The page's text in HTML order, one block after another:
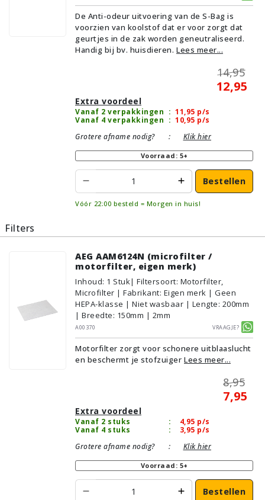
De Anti-odeur uitvoering van de S-Bag is
voorzien van koolstof dat er voor zorgt dat
geurtjes in de zak worden geneutraliseerd.
Handig bij bv. huisdieren. Lees meer...
14,95
12,95
Extra voordeel
Vanaf 2 verpakkingen : 11,95 p/s
Vanaf 4 verpakkingen : 10,95 p/s
Grotere afname nodig?
: Klik hier
Voorraad: 5+
Bestellen
Vóór 22:00 besteld = Morgen in huis!
Filters
AEG AAM6124N (microfilter /
motorfilter, eigen merk)
Inhoud: 1 Stuk| Filtersoort: Motorfilter,
Microfilter | Fabrikant: Eigen merk | Geen
HEPA-klasse | Niet wasbaar | Lengte: 200mm
| Breedte: 150mm | 2mm
A00370
Vraagje?
Motorfilter zorgt voor schonere uitblaaslucht
en beschermt je stofzuiger Lees meer...
8,95
7,95
Extra voordeel
Vanaf 2 stuks : 4,95 p/s
Vanaf 4 stuks
: 3,95 p/s
Grotere afname nodig?
: Klik hier
Voorraad: 5+
Bestellen